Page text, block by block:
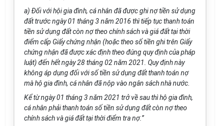
a) Đối với hội gia đình, cá nhân đã được ghi nợ tiền sử dụng
đất trước ngày 01 tháng 3 năm 2016 thì tiếp tục thanh toán
tiền sử dụng đất còn nợ theo chính sách và giá đất tại thời
điểm cấp Giấy chứng nhận (hoặc theo số tiền ghi trên Giấy
chứng nhận đã được xác định theo đúng quy định của pháp
luật) đến hết ngày 28 tháng 02 năm 2021. Quy định này
không áp dụng đối với số tiền sử dụng đất thanh toán nợ
mà hộ gia đình, cá nhân đã nộp vào ngân sách nhà nước.
Kể từ ngày 01 tháng 3 năm 2021 trở về sau thì hộ gia đình,
cá nhân phải thanh toán số tiền sử dụng đất còn nợ theo
chính sách và giá đất tại thời điểm tra nợ.”